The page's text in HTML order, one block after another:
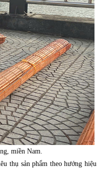
miền Nam.
thụ sản phẩm theo hướng hiệu